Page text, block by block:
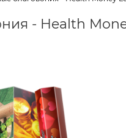
- Health